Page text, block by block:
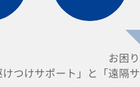
お困
けつけサポート」と「遠隔